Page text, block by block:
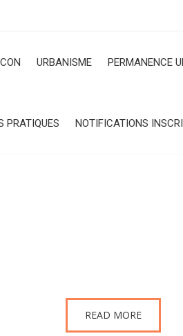
URBANISME PERMANENCE
PRATIQUES NOTIFICATIONS
READ MORE